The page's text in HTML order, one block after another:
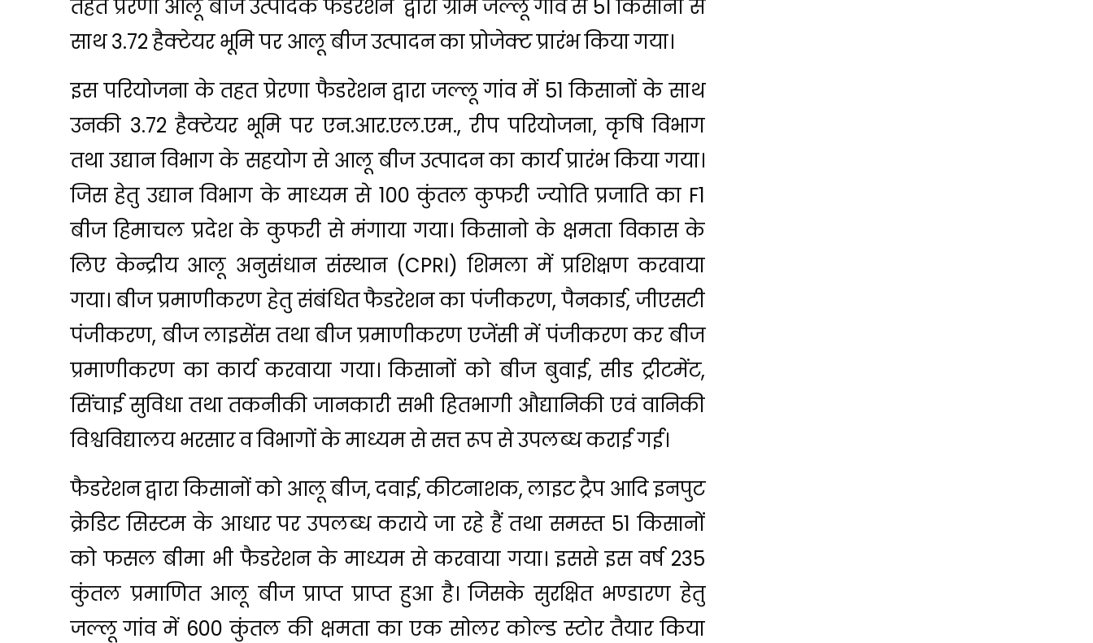
तहत प्रेरणा आलू बीज उत्पादक फैडरेशन द्वारा ग्राम जल्लू गांव से 51 किसानों से
साथ 3.72 हैक्टेयर भूमि पर आलू बीज उत्पादन का प्रोजेक्ट प्रारंभ किया गया।
इस परियोजना के तहत प्रेरणा फैडरेशन द्वारा जल्लू गांव में 51 किसानों के साथ
उनकी 3.72 हैक्टेयर भूमि पर एन.आर.एल.एम., रीप परियोजना, कृषि विभाग
तथा उद्यान विभाग के सहयोग से आलू बीज उत्पादन का कार्य प्रारंभ किया गया।
जिस हेतु उद्यान विभाग के माध्यम से 100 कुंतल कुफरी ज्योति प्रजाति का F1
बीज हिमाचल प्रदेश के कुफरी से मंगाया गया। किसानो के क्षमता विकास के
लिए केन्द्रीय आलू अनुसंधान संस्थान (CPRI) शिमला में प्रशिक्षण करवाया
गया। बीज प्रमाणीकरण हेतु संबंधित फैडरेशन का पंजीकरण, पैनकार्ड, जीएसटी
पंजीकरण, बीज लाइसेंस तथा बीज प्रमाणीकरण एजेंसी में पंजीकरण कर बीज
प्रमाणीकरण का कार्य करवाया गया। किसानों को बीज बुवाई, सीड ट्रीटमेंट,
सिंचाई सुविधा तथा तकनीकी जानकारी सभी हितभागी औद्यानिकी एवं वानिकी
विश्वविद्यालय भरसार व विभागों के माध्यम से सत्त रूप से उपलब्ध कराई गई।
फैडरेशन द्वारा किसानों को आलू बीज, दवाई, कीटनाशक, लाइट ट्रैप आदि इनपुट
क्रेडिट सिस्टम के आधार पर उपलब्ध कराये जा रहे हैं तथा समस्त 51 किसानों
को फसल बीमा भी फैडरेशन के माध्यम से करवाया गया। इससे इस वर्ष 235
कुंतल प्रमाणित आलू बीज प्राप्त प्राप्त हुआ है। जिसके सुरक्षित भण्डारण हेतु
जल्लू गांव में 600 कुंतल की क्षमता का एक सोलर कोल्ड स्टोर तैयार किया